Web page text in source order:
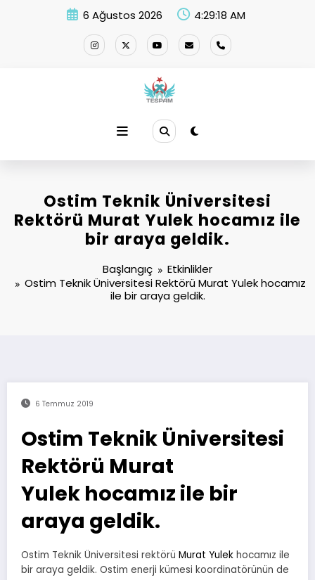
6 Ağustos 2026 4:29:18 AM
Ostim Teknik Üniversitesi
Rektörü Murat Yulek hocamız ile
bir araya geldik.
Başlangıç
Etkinlikler
Ostim Teknik Üniversitesi Rektörü Murat Yulek hocamız
ile bir araya geldik.
6 Temmuz 2019
Ostim Teknik Üniversitesi
Rektörü Murat
Yulek hocamız ile bir
araya geldik.
Ostim Teknik Üniversitesi rektörü Murat Yulek hocamız ile
bir araya geldik. Ostim enerji kümesi koordinatörünün de